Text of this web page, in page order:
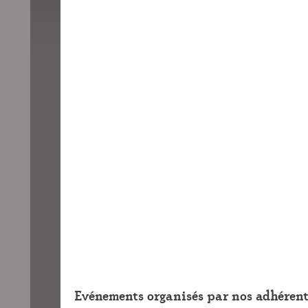
Evénements organisés par nos